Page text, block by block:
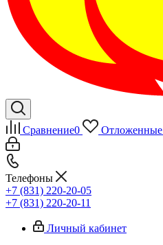
Сравнение0 Отложенные
Телефоны
+7 (831) 220-20-05
+7 (831) 220-20-11
Личный кабинет